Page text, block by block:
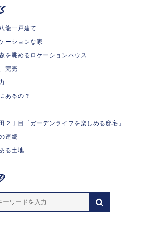
龍一戸建て
ーションな家
を眺めるロケーションハウス
完売
あるの？
２丁目「ガーデンライフを楽しめる邸宅」
連続
る土地